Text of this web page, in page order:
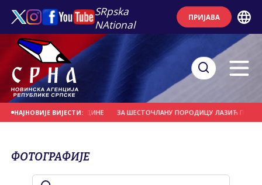
SRpska
NAtional
ПРИЈАВА
НАЈНОВИЈЕ ВИЈЕСТИ:
15 ДО 24 ГОДИНЕ ЗА ШЕСТОЧЛАНУ ПОРОДИЦУ ЛАЗИЋ ПРИКУПЉЕНО
ФОТОГРАФИЈЕ